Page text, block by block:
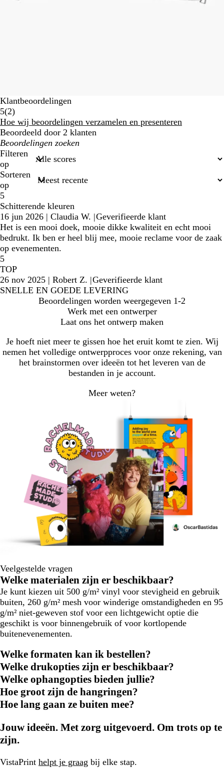
Klantbeoordelingen
5(22
klantbeoordelingen
)
Hoe wij beoordelingen verzamelen en presenteren
Beoordeeld door 2 klanten
Mijn
zoekopdrachten
Filteren
op
Sorteren
op
5
Schitterende kleuren
16 jun 2026 | Claudia W. |Geverifieerde klant
Het is een mooi doek, mooie dikke kwaliteit en echt mooi
bedrukt. Ik ben er heel blij mee, mooie reclame voor de zaak
op evenementen.
5
TOP
26 nov 2025 | Robert Z. |Geverifieerde klant
SNELLE EN GOEDE LEVERING
Beoordelingen worden weergegeven 1-2
Werk met een ontwerper
Laat ons het ontwerp maken
Je hoeft niet meer te gissen hoe het eruit komt te zien. Wij
nemen het volledige ontwerpproces voor onze rekening, van
het brainstormen over ideeën tot het leveren van de
bestanden in je account.
Meer weten?
Veelgestelde vragen
Welke materialen zijn er beschikbaar?
Je kunt kiezen uit 500 g/m² vinyl voor stevigheid en gebruik
buiten, 260 g/m² mesh voor winderige omstandigheden en 95
g/m² niet-geweven stof voor een lichtgewicht optie die
geschikt is voor binnengebruik of voor kortlopende
buitenevenementen.
Welke formaten kan ik bestellen?
Welke drukopties zijn er beschikbaar?
Welke ophangopties bieden jullie?
Hoe groot zijn de hangringen?
Hoe lang gaan ze buiten mee?
Jouw ideeën. Met zorg uitgevoerd. Om trots op te
zijn.
VistaPrint helpt je graag bij elke stap.